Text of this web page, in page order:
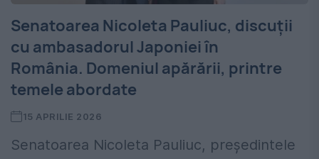
Senatoarea Nicoleta Pauliuc, discuții
cu ambasadorul Japoniei în
România. Domeniul apărării, printre
temele abordate
15 APRILIE 2026
Senatoarea Nicoleta Pauliuc, președintele